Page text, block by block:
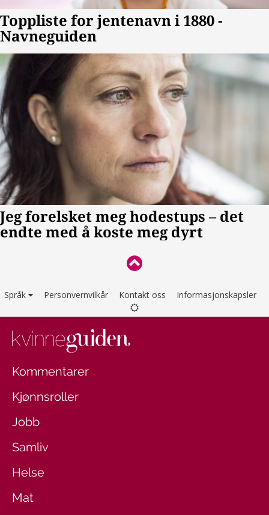
Språk Personvernvilkår Kontakt oss Informasjonskapsler
Kommentarer
Kjønnsroller
Jobb
Samliv
Helse
Mat